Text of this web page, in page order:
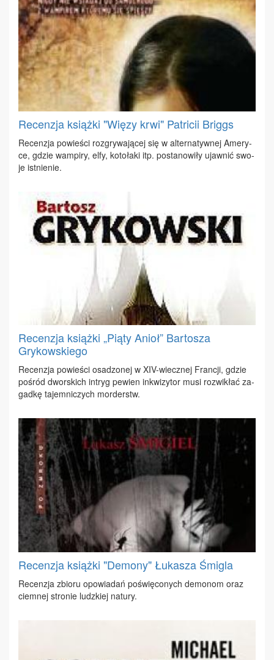
Recenzja książki "Więzy krwi" Patricii Briggs
Re­cen­zja po­wie­ści roz­gry­wa­ją­cej się w al­ter­na­tyw­nej Ame­ry­
ce, gdzie wam­pi­ry, el­fy, ko­to­ła­ki itp. po­sta­no­wi­ły ujaw­nić swo­
je ist­nie­nie.
Recenzja książki „Piąty Anioł” Bartosza
Grykowskiego
Re­cen­zja po­wie­ści osa­dzo­nej w XIV-wiecz­nej Fran­cji, gdzie
po­śród dwor­skich in­tryg pe­wien in­kwi­zy­tor mu­si roz­wi­kłać za­
gad­kę ta­jem­ni­czych mor­derstw.
Recenzja książki "Demony" Łukasza Śmigla
Re­cen­zja zbio­ru opo­wia­dań po­świę­co­nych de­mo­nom oraz
ciem­nej stro­nie ludz­kiej na­tu­ry.